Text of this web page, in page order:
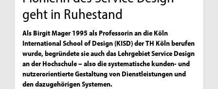
geht in Ruhestand
Als Birgit Mager 1995 als Professorin an die Köln
International School of Design (KISD) der TH Köln berufen
wurde, begründete sie auch das Lehrgebiet Service Design
an der Hochschule – also die systematische kunden- und
nutzerorientierte Gestaltung von Dienstleistungen und
den dazugehörigen Systemen.